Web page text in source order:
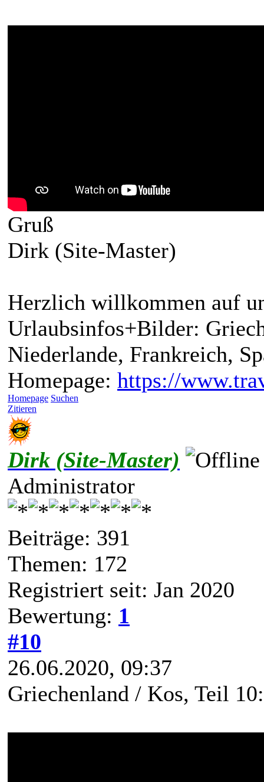
Gruß
Dirk (Site-Master)
Herzlich willkommen auf
Urlaubsinfos+Bilder:
Niederlande, Frankreich,
Homepage: https://
Homepage Suchen
Zitieren
Dirk (Site-Master)
Administrator
Beiträge: 391
Themen: 172
Registriert seit: Jan 2020
Bewertung: 1
#10
26.06.2020, 09:37
Griechenland / Kos, Teil